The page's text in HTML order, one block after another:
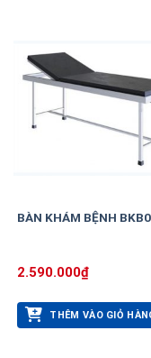
BÀN KHÁM BỆNH
2.590.000₫
THÊM VÀO GIỎ